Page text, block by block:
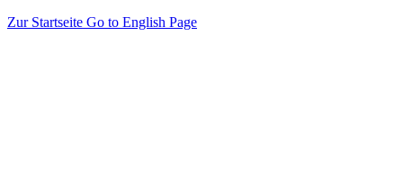
Zur Startseite Go to English Page